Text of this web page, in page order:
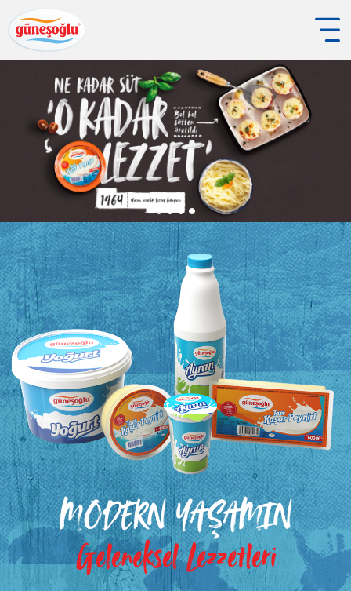
MODERN YAŞAMIN
Geleneksel Lezzetleri